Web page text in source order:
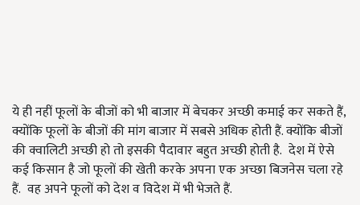
ये ही नहीं फूलों के बीजों को भी बाजार में बेचकर अच्छी कमाई कर सकते हैं,
क्योंकि फूलों के बीजों की मांग बाजार में सबसे अधिक होती हैं. क्योंकि बीजों
की क्वालिटी अच्छी हो तो इसकी पैदावार बहुत अच्छी होती है. देश में ऐसे
कई किसान है जो फूलों की खेती करके अपना एक अच्छा बिजनेस चला रहे
हैं. वह अपने फूलों को देश व विदेश में भी भेजते हैं.